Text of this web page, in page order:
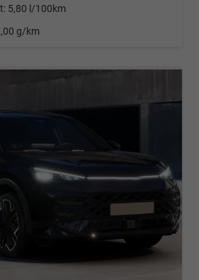
5,80 l/100km
g/km